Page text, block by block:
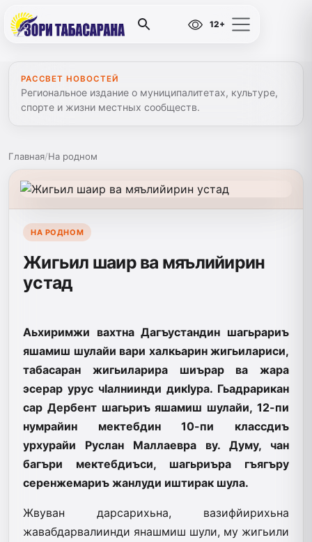
12+
РАССВЕТ НОВОСТЕЙ
Региональное издание о муниципалитетах, культуре,
спорте и жизни местных сообществ.
Главная/На родном
НА РОДНОМ
Жигьил шаир ва мяълийирин
устад
Аьхиримжи вахтна Дагъустандин шагьрариъ
яшамиш шулайи вари халкьарин жигьилариси,
табасаран жигьиларира шиърар ва жара
эсерар урус чIалниинди дикIура. Гьадрарикан
сар Дербент шагьриъ яшамиш шулайи, 12-пи
нумрайин мектебдин 10-пи классдиъ
урхурайи Руслан Маллаевра ву. Думу, чан
багъри мектебдиъси, шагьриъра гъягъру
серенжемариъ жанлуди иштирак шула.
Жвуван дарсарихьна, вазифйирихьна
жавабдарвалиинди янашмиш шули, му жигьили